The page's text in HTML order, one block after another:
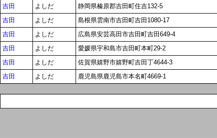
吉田
よしだ
静岡県榛原郡吉田町住吉132-5
吉田
よしだ
島根県雲南市吉田町吉田1080-17
吉田
よしだ
広島県安芸高田市吉田町吉田649-4
吉田
よしだ
愛媛県宇和島市吉田町本町29-2
吉田
よしだ
佐賀県嬉野市嬉野町吉田丁4644-3
吉田
よしだ 鹿児島県鹿児島市本名町4669-1